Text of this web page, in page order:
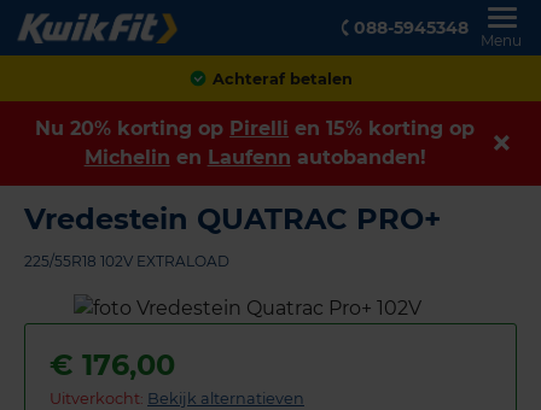
088-5945348
Menu
Achteraf betalen
Nu 20% korting op Pirelli en 15% korting op
Michelin en Laufenn autobanden!
Vredestein QUATRAC PRO+
225/55R18 102V EXTRALOAD
€ 176,00
Uitverkocht: Bekijk alternatieven